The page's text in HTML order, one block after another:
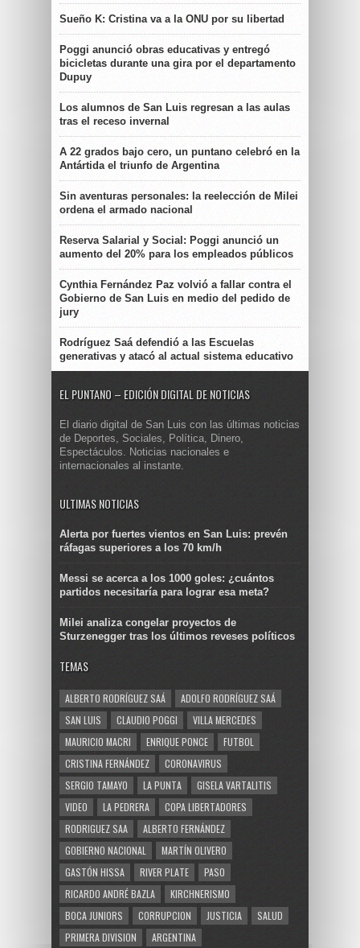
Sueño K: Cristina va a la ONU por su libertad
Poggi anunció obras educativas y entregó
bicicletas durante una gira por el departamento
Dupuy
Los alumnos de San Luis regresan a las aulas
tras el receso invernal
A 22 grados bajo cero, un puntano celebró en la
Antártida el triunfo de Argentina
Sin aventuras personales: la reelección de Milei
ordena el armado nacional
Reserva Salarial y Social: Poggi anunció un
aumento del 20% para los empleados públicos
Cynthia Fernández Paz volvió a fallar contra el
Gobierno de San Luis en medio del pedido de
jury
Rodríguez Saá defendió a las Escuelas
generativas y atacó al actual sistema educativo
EL PUNTANO – EDICIÓN DIGITAL DE NOTICIAS
El diario digital de San Luis con las últimas noticias
de Deportes, Sociales, Política, Dinero,
Espectáculos. Noticias nacionales e
internacionales al instante.
ULTIMAS NOTICIAS
Alerta por fuertes vientos en San Luis: prevén
ráfagas superiores a los 70 km/h
Messi se acerca a los 1000 goles: ¿cuántos
partidos necesitaría para lograr esa meta?
Milei analiza congelar proyectos de
Sturzenegger tras los últimos reveses políticos
TEMAS
ALBERTO RODRÍGUEZ SAÁ
ADOLFO RODRÍGUEZ SAÁ
SAN LUIS
CLAUDIO POGGI
VILLA MERCEDES
MAURICIO MACRI
ENRIQUE PONCE
FUTBOL
CRISTINA FERNÁNDEZ
CORONAVIRUS
SERGIO TAMAYO
LA PUNTA
GISELA VARTALITIS
VIDEO
LA PEDRERA
COPA LIBERTADORES
RODRIGUEZ SAA
ALBERTO FERNÁNDEZ
GOBIERNO NACIONAL
MARTÍN OLIVERO
GASTÓN HISSA
RIVER PLATE
PASO
RICARDO ANDRÉ BAZLA
KIRCHNERISMO
BOCA JUNIORS
CORRUPCION JUSTICIA
SALUD
PRIMERA DIVISION
ARGENTINA